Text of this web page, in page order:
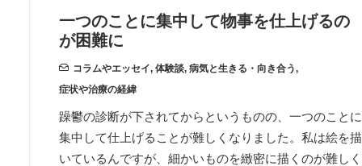
一つのことに集中して物事を仕上げるの
が困難に
コラムやエッセイ, 体験談, 病気と生きる・向き合う,
症状や治療の経緯
躁鬱の診断が下されてからというものの、一つのことに
集中して仕上げることが難しくなりました。私は絵を描
いているんですが、細かいものを緻密に描くのが難しく